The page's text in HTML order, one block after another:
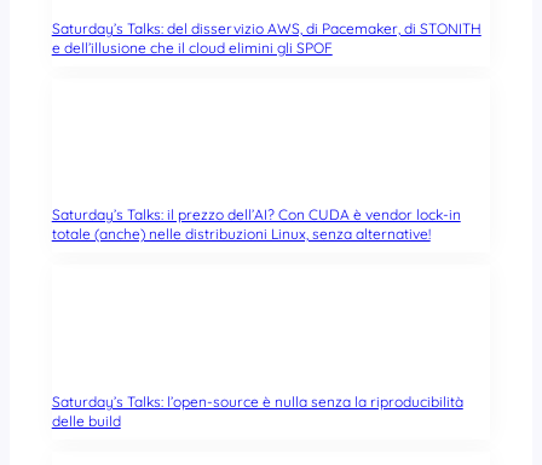
Saturday’s Talks: del disservizio AWS, di Pacemaker, di STONITH
e dell’illusione che il cloud elimini gli SPOF
Saturday’s Talks: il prezzo dell’AI? Con CUDA è vendor lock-in
totale (anche) nelle distribuzioni Linux, senza alternative!
Saturday’s Talks: l’open-source è nulla senza la riproducibilità
delle build